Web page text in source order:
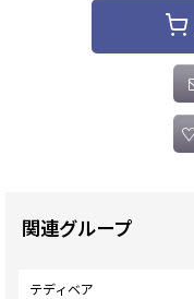
関連グループ
テディベア